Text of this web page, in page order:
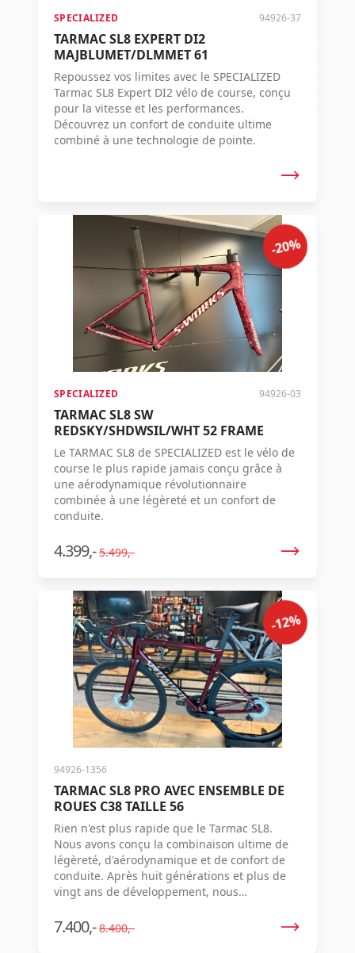
SPECIALIZED 94926-37
TARMAC SL8 EXPERT DI2
MAJBLUMET/DLMMET 61
Repoussez vos limites avec le SPECIALIZED
Tarmac SL8 Expert DI2 vélo de course, conçu
pour la vitesse et les performances.
Découvrez un confort de conduite ultime
combiné à une technologie de pointe.
-20%
SPECIALIZED 94926-03
TARMAC SL8 SW
REDSKY/SHDWSIL/WHT 52 FRAME
Le TARMAC SL8 de SPECIALIZED est le vélo de
course le plus rapide jamais conçu grâce à
une aérodynamique révolutionnaire
combinée à une légèreté et un confort de
conduite.
4.399,- 5.499,-
-12%
94926-1356
TARMAC SL8 PRO AVEC ENSEMBLE DE
ROUES C38 TAILLE 56
Rien n'est plus rapide que le Tarmac SL8.
Nous avons conçu la combinaison ultime de
légèreté, d'aérodynamique et de confort de
conduite. Après huit générations et plus de
vingt ans de développement, nous
SL8 - le vélo de course le plus rapide au
monde. Vos jambes sont-elles prêtes ? Avec
7.400,- 8.400,-